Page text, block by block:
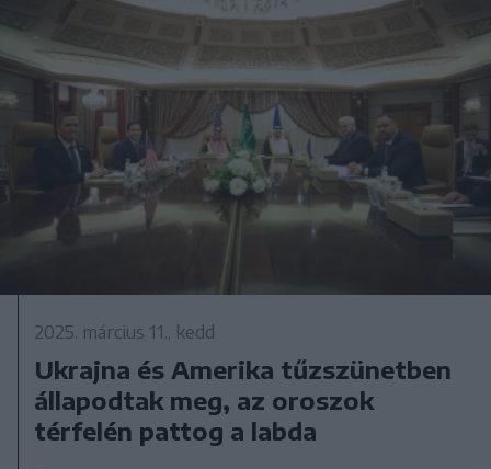
2025. március 11., kedd
Ukrajna és Amerika tűzszünetben
állapodtak meg, az oroszok
térfelén pattog a labda